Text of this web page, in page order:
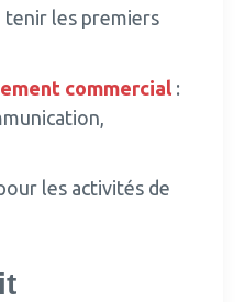
les premiers
commercial :
les activités de